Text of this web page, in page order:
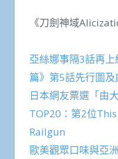
《刀劍神域
亞絲娜事隔3話再
篇》第5話先行圖
日本網友票選「由
TOP20：第2位
Railgun
歐美觀眾口味與亞